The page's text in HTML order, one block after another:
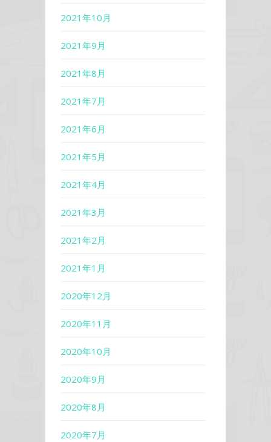
2021年10月
2021年9月
2021年8月
2021年7月
2021年6月
2021年5月
2021年4月
2021年3月
2021年2月
2021年1月
2020年12月
2020年11月
2020年10月
2020年9月
2020年8月
2020年7月